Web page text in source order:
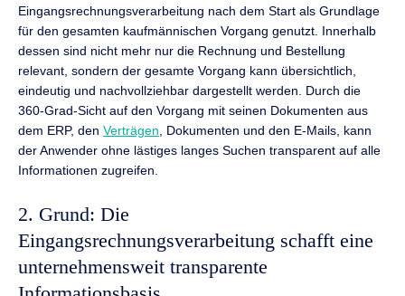
Eingangsrechnungsverarbeitung nach dem Start als Grundlage
für den gesamten kaufmännischen Vorgang genutzt. Innerhalb
dessen sind nicht mehr nur die Rechnung und Bestellung
relevant, sondern der gesamte Vorgang kann übersichtlich,
eindeutig und nachvollziehbar dargestellt werden. Durch die
360-Grad-Sicht auf den Vorgang mit seinen Dokumenten aus
dem ERP, den Verträgen , Dokumenten und den E-Mails, kann
der Anwender ohne lästiges langes Suchen transparent auf alle
Informationen zugreifen.
2. Grund: Die
Eingangsrechnungsverarbeitung schafft eine
unternehmensweit transparente